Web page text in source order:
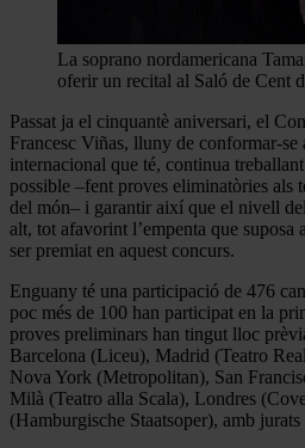
La soprano nordamericana
oferir un recital al Saló de Cent
Passat ja el cinquantè aniversari, el
Francesc Viñas, lluny de conformar-se
internacional que té, continua
possible –fent proves eliminatòries als
del món– i garantir així que el nivell
alt, tot afavorint l’empenta que suposa
ser premiat en aquest concurs.
Enguany té una participació de 476
poc més de 100 han participat en la
proves preliminars han tingut lloc
Barcelona (Liceu), Madrid (Teatro
Nova York (Metropolitan), San
Milà (Teatro alla Scala), Londres
(Hamburgische Staatsoper), amb jurats